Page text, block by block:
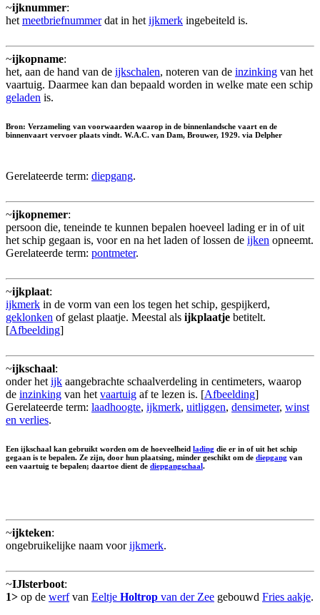
~ijknummer:
het meetbriefnummerdat in het ijkmerk ingebeiteld is.
~ijkopname:
het, aan de hand van de ijkschalen, noteren van de inzinking van het
vaartuig. Daarmee kan dan bepaald worden in welke mate een schip
geladen is.
Bron: Verzameling van voorwaarden waarop in de binnenlandsche vaart en de
binnenvaart vervoer plaats vindt. W.A.C. van Dam, Brouwer, 1929. via Delpher
Gerelateerde term: diepgang.
~ijkopnemer:
persoon die, teneinde te kunnen bepalen hoeveel lading er in of uit
het schip gegaan is, voor en na het laden of lossen de ijken opneemt.
Gerelateerde term: pontmeter.
~ijkplaat:
ijkmerk in de vorm van een los tegen het schip, gespijkerd,
geklonken of gelast plaatje. Meestal als ijkplaatje betitelt.
[Afbeelding]
~ijkschaal:
onder het ijk aangebrachte schaalverdeling in centimeters, waarop
de inzinking van het vaartuig af te lezen is. [Afbeelding]
Gerelateerde term: laadhoogte, ijkmerk, uitliggen, densimeter, winst
en verlies.
Een ijkschaal kan gebruikt worden om de hoeveelheid lading die er in of uit het schip
gegaan is te bepalen. Ze zijn, door hun plaatsing, minder geschikt om de diepgang van
een vaartuig te bepalen; daartoe dient de diepgangschaal.
~ijkteken:
ongebruikelijke naam voorijkmerk.
~IJlsterboot:
1> op de werfvan Eeltje Holtrop van der Zee gebouwd Fries aakje.